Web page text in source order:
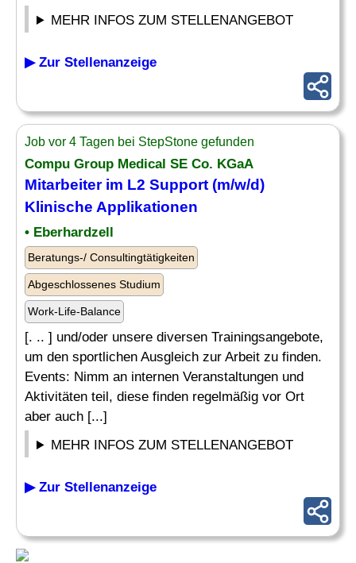
MEHR INFOS ZUM STELLENANGEBOT
▶ Zur Stellenanzeige
Job vor 4 Tagen bei StepStone gefunden
Compu Group Medical SE Co. KGaA
Mitarbeiter im L2 Support (m/w/d)
Klinische Applikationen
• Eberhardzell
Beratungs-/ Consultingtätigkeiten
Abgeschlossenes Studium
Work-Life-Balance
[. .. ] und/oder unsere diversen Trainingsangebote,
um den sportlichen Ausgleich zur Arbeit zu finden.
Events: Nimm an internen Veranstaltungen und
Aktivitäten teil, diese finden regelmäßig vor Ort
aber auch [...]
MEHR INFOS ZUM STELLENANGEBOT
▶ Zur Stellenanzeige